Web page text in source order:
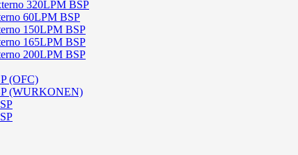
320LPM BSP
60LPM BSP
150LPM BSP
165LPM BSP
200LPM BSP
(OFC)
(WURKONEN)